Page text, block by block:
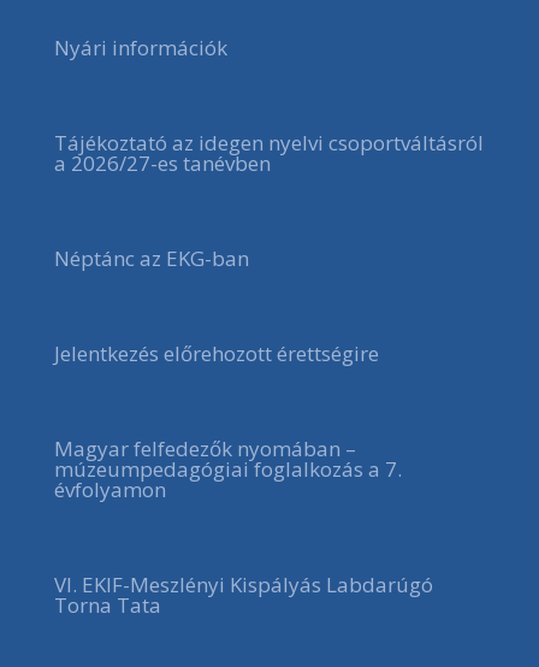
Nyári információk
Tájékoztató az idegen nyelvi csoportváltásról
a 2026/27-es tanévben
Néptánc az EKG-ban
Jelentkezés előrehozott érettségire
Magyar felfedezők nyomában –
múzeumpedagógiai foglalkozás a 7.
évfolyamon
VI. EKIF-Meszlényi Kispályás Labdarúgó
Torna Tata